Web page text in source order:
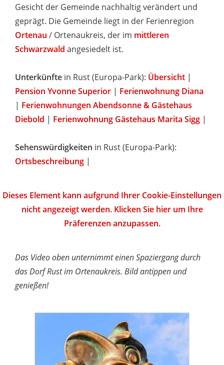
Gesicht der Gemeinde nachhaltig verändert und
geprägt. Die Gemeinde liegt in der Ferienregion
Ortenau / Ortenaukreis, der im mittleren
Schwarzwald angesiedelt ist.
Unterkünfte in Rust (Europa-Park): Übersicht |
Pension Yvonne Superior | Ferienwohnung Diana
| Ferienwohnungen Abendsonne & Gästehaus
Diebold | Ferienwohnung Gästehaus Marita Sigg |
Sehenswürdigkeiten in Rust (Europa-Park):
Ortsbeschreibung |
Dieses Element kann aufgrund Ihrer Cookie-Einstellungen
nicht angezeigt werden. Klicken Sie hier um Ihre
Präferenzen anzupassen.
Das Video oben unternimmt einen Spaziergang durch
das Dorf Rust im Ortenaukreis. Bild antippen und
genießen!